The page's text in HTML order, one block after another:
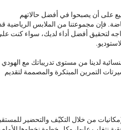
على أن يصبحوا في أفضل حالاتهم
فإن مجموعتنا من الملابس الرياضية
لتحقيق أفضل أداء لديك، سواء كنت
لدينا من مستوى تدريباتك مع الهودي
التمرين المبتكرة والمصممة لتقديم
من خلال التكيّف والتحضير